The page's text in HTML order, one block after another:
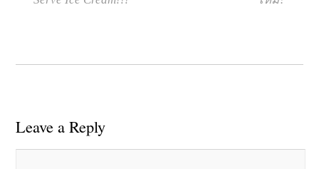
Leave a Reply